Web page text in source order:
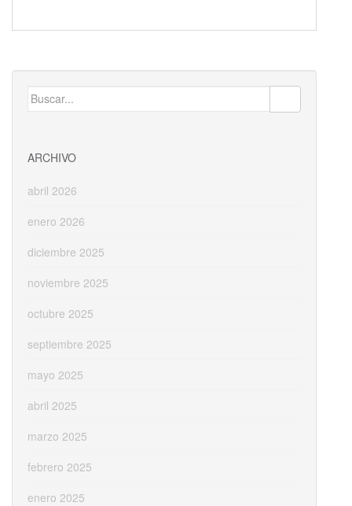
e
b
o
to
d
ai
l
m
p
Buscar:
ARCHIVO
abril 2026
enero 2026
diciembre 2025
noviembre 2025
octubre 2025
septiembre 2025
mayo 2025
abril 2025
marzo 2025
febrero 2025
enero 2025